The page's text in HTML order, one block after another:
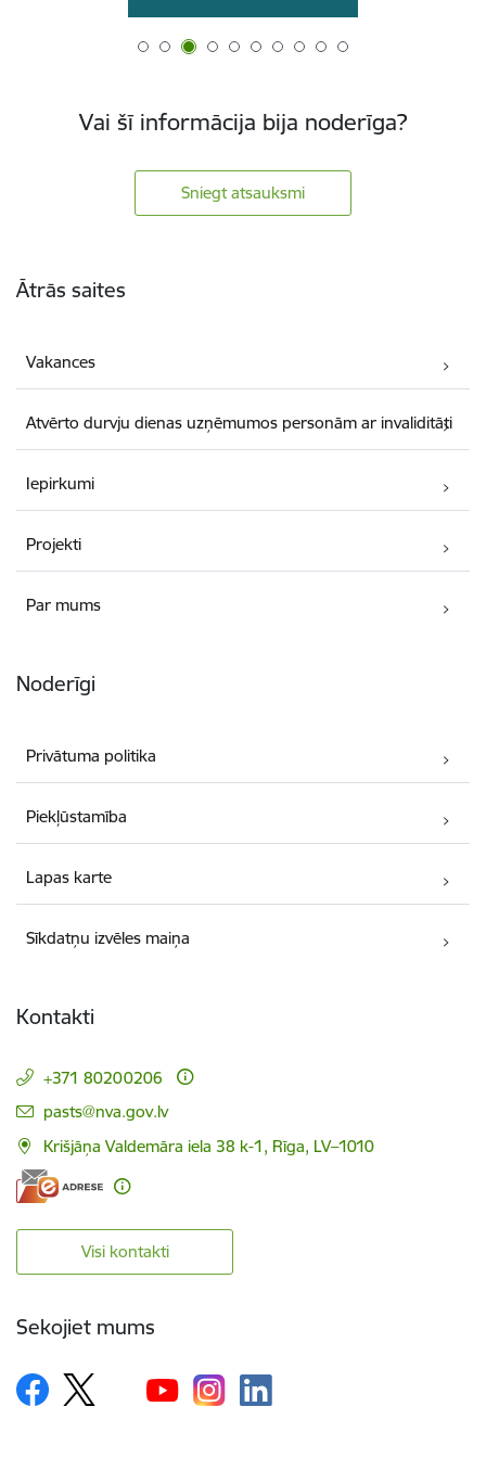
Vai šī informācija bija noderīga?
Sniegt atsauksmi
Ātrās saites
Vakances
Atvērto durvju dienas uzņēmumos personām ar invaliditāti
Iepirkumi
Projekti
Par mums
Noderīgi
Privātuma politika
Piekļūstamība
Lapas karte
Sīkdatņu izvēles maiņa
Kontakti
+371 80200206
E-pasts:
pasts@nva.gov.lv
Krišjāņa Valdemāra iela 38 k-1, Rīga, LV–1010
Visi kontakti
Sekojiet mums